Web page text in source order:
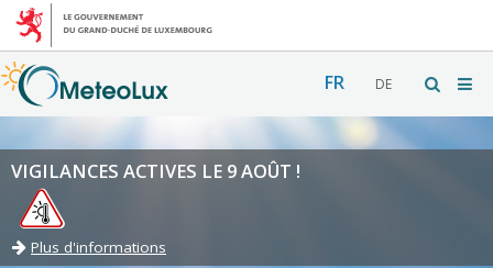
FR DE
VIGILANCES ACTIVES LE 9 AOÛT !
Plus d'informations